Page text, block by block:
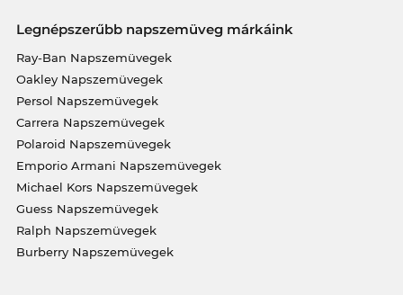
Legnépszerűbb napszemüveg márkáink
Ray-Ban Napszemüvegek
Oakley Napszemüvegek
Persol Napszemüvegek
Carrera Napszemüvegek
Polaroid Napszemüvegek
Emporio Armani Napszemüvegek
Michael Kors Napszemüvegek
Guess Napszemüvegek
Ralph Napszemüvegek
Burberry Napszemüvegek